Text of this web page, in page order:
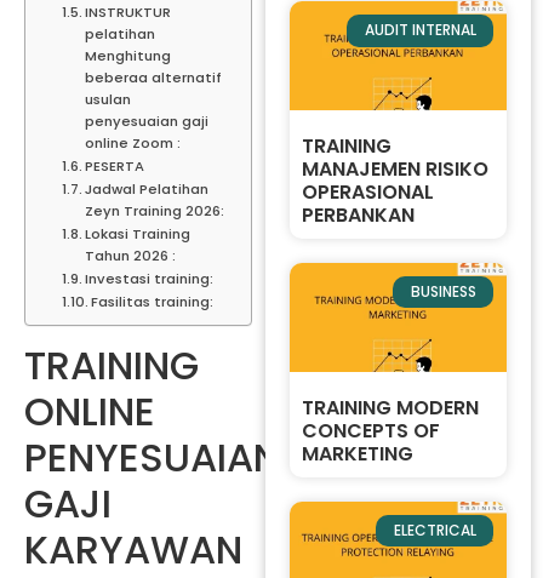
INSTRUKTUR
pelatihan
Menghitung
beberaa alternatif
usulan
penyesuaian gaji
online Zoom :
PESERTA
Jadwal Pelatihan
Zeyn Training 2026:
Lokasi Training
Tahun 2026 :
Investasi training:
Fasilitas training:
TRAINING
ONLINE
PENYESUAIAN
GAJI
KARYAWAN
AUDIT INTERNAL
TRAINING
MANAJEMEN RISIKO
OPERASIONAL
PERBANKAN
BUSINESS
TRAINING MODERN
CONCEPTS OF
MARKETING
ELECTRICAL